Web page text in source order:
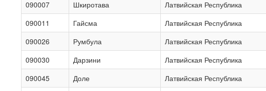
090007 Шкиротава Латвийская Республика
090011
Гайсма Латвийская Республика
090026
Румбула Латвийская Республика
090030
Дарзини Латвийская Республика
090045
Доле Латвийская Республика